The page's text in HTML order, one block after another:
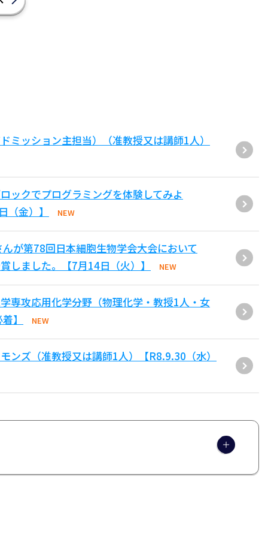
ミッション主担当）（准教授又は講師1人）
ックでプログラミングを体験してみよ
金）】
NEW
が第78回日本細胞生物学会大会において
しました。【7月14日（火）】
NEW
専攻応用化学分野（物理化学・教授1人・女
】
NEW
ズ（准教授又は講師1人）【R8.9.30（水）